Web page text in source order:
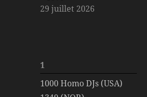
29 juillet 2026
1
1000 Homo DJs (USA)